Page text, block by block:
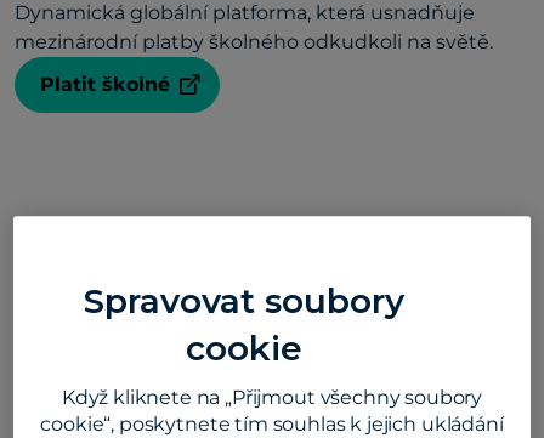
Dynamická globální platforma, která usnadňuje
mezinárodní platby školného odkudkoli na světě.
Platit školné
Spravovat soubory
cookie
Když kliknete na „Přijmout všechny soubory
cookie“, poskytnete tím souhlas k jejich ukládání